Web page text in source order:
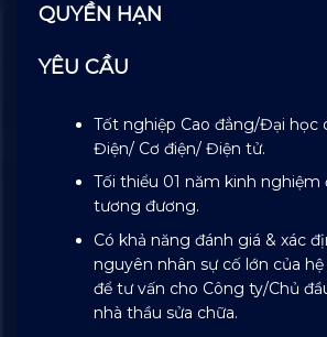
QUYỀN HẠN
YÊU CẦU
Tốt nghiệp Cao đẳng/Đại học
Điện/ Cơ điện/ Điện tử.
Tối thiểu 01 năm kinh
tương đương.
Có khả năng đánh giá & xác
nguyên nhân sự cố lớn của
để tư vấn cho Công ty/Chủ
nhà thầu sửa chữa.